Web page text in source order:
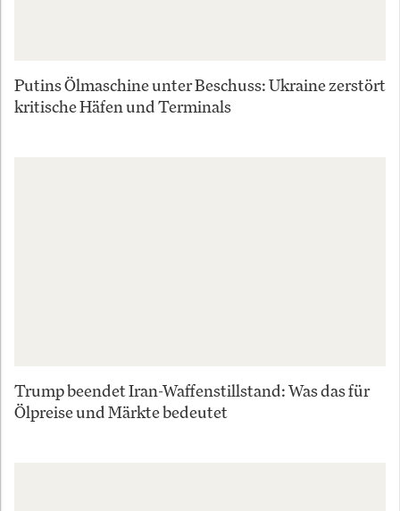
Putins Ölmaschine unter Beschuss: Ukraine zerstört
kritische Häfen und Terminals
Trump beendet Iran-Waffenstillstand: Was das für
Ölpreise und Märkte bedeutet